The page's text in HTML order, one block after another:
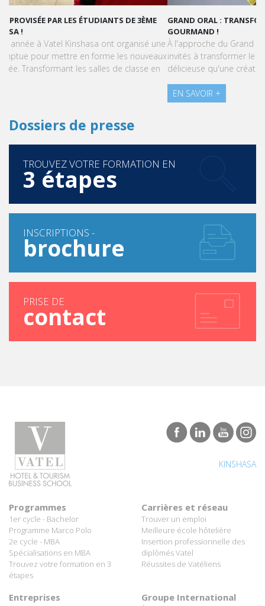
GRAND ORAL : TRANSFORMONS LE STRESS EN SUCCÈS
GOURMAND !
À l'approche du Grand Oral, les étudiants de Vatel Kinshasa sont
invités à transformer le stress en une expérience aussi
délicieuse qu'une création pâtissière.
3 étapes
brochure
contact
1er cycle - Bachelor
Programme Marco Polo
2e cycle - MBA
Spécialisations en MBA
Trouvez votre formation en 3
étapes
Trouver un emploi
Meilleure école hôtelière
Insertion professionnelle des
diplômés Vatel
Réussites de Vatéliens
Partenaires hôteliers
À propos de Vatel